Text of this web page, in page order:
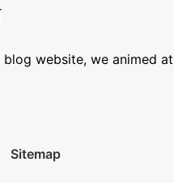
website, we animed
Sitemap